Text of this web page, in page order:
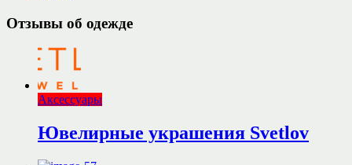
Отзывы об одежде
Аксессуары
Ювелирные украшения Svetlov